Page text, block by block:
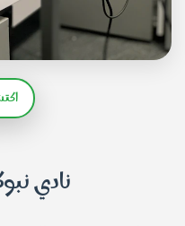
نادي